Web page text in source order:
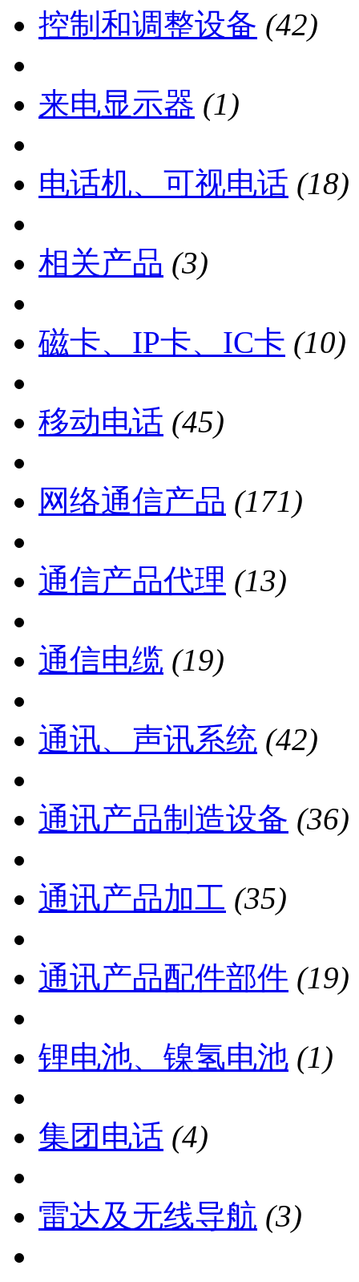
控制和调整设备 (42)
来电显示器 (1)
电话机、可视电话 (18)
相关产品 (3)
磁卡、IP卡、IC卡 (10)
移动电话 (45)
网络通信产品 (171)
通信产品代理 (13)
通信电缆 (19)
通讯、声讯系统 (42)
通讯产品制造设备 (36)
通讯产品加工 (35)
通讯产品配件部件 (19)
锂电池、镍氢电池 (1)
集团电话 (4)
雷达及无线导航 (3)